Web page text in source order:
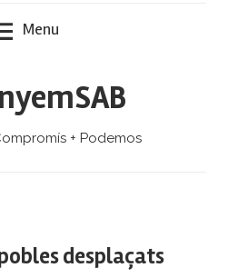
Menu
+ Podemos
desplaçats